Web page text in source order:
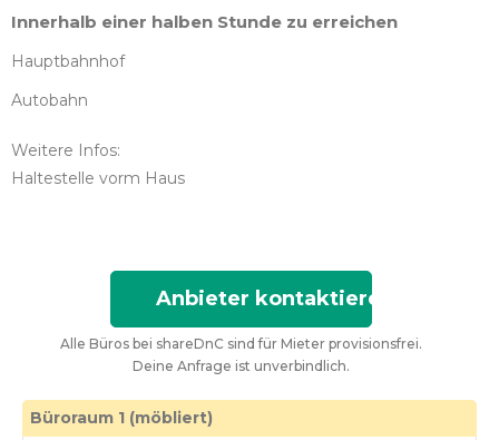
Innerhalb einer halben Stunde zu erreichen
Hauptbahnhof
Autobahn
Weitere Infos:
Haltestelle vorm Haus
Anbieter kontaktieren
Alle Büros bei shareDnC sind für Mieter provisionsfrei.
Deine Anfrage ist unverbindlich.
Büroraum 1 (möbliert)